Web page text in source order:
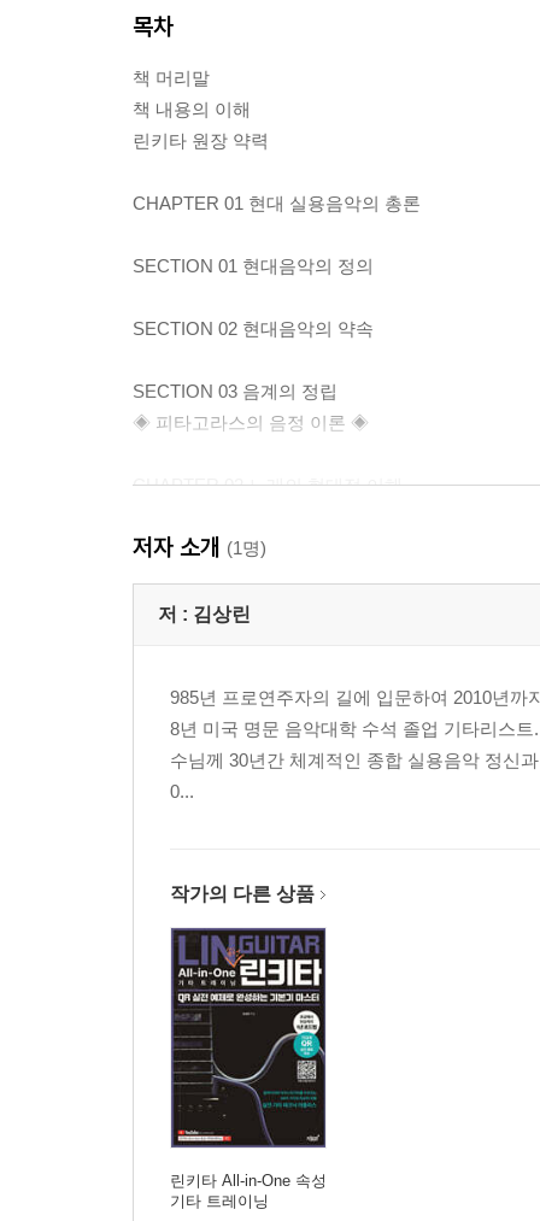
목차
책 머리말
책 내용의 이해
린키타 원장 약력
CHAPTER 01 현대 실용음악의 총론
SECTION 01 현대음악의 정의
SECTION 02 현대음악의 약속
SECTION 03 음계의 정립
◈ 피타고라스의 음정 이론 ◈
CHAPTER 02 노래의 현대적 이해
SECTION 01 노래의 3요소
① 보컬이 반드시 알아야 하는 중요한 서론
② 보컬이 반드시 알아야 할 중요한 이야기
① 보이지 않는 현대음악의 약속
② 보컬이 필수적으로 해야 하는 실천적 노력과 방
SECTION 03 노래의 배경과 성장
CHAPTER 03 호흡과 발성
SECTION 01 호흡과 발성의 분류
SECTION 02 저음 발성, 고음 발성
① 저음 발성은 각자가 음계로 낼 수 있는 최저음까
② 고음 발성은 각자가 낼 수 있는 최대한의 높은
SECTION 03 고음 발성 및 복합 발성
CHAPTER 04 리듬(Rhythm) 트레이닝
저자 소개 (1명)
저 : 김상린
985년 프로연주자의 길에 입문하여 2010년
8년 미국 명문 음악대학 수석 졸업 기타리스
수님께 30년간 체계적인 종합 실용음악 정신
0...
작가의 다른 상품
린키타 All-in-One 속성
기타 트레이닝